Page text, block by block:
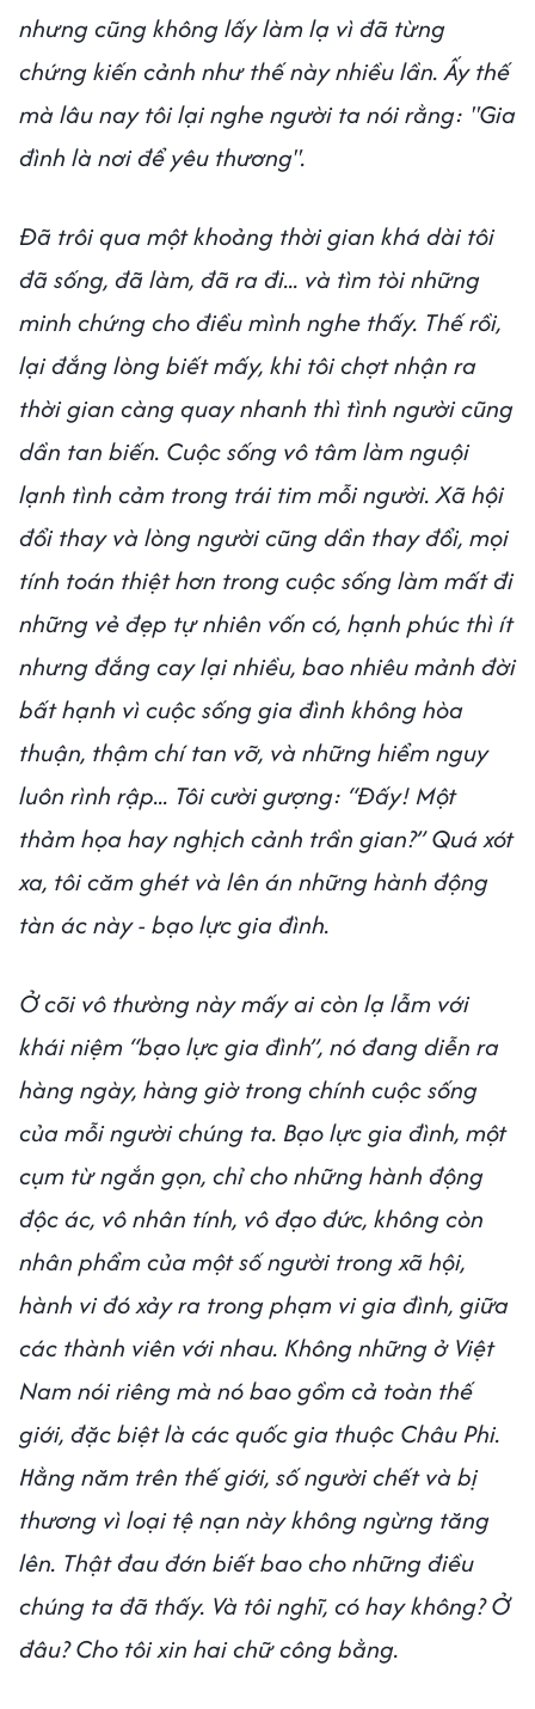
nhưng cũng không lấy làm lạ vì đã từng
chứng kiến cảnh như thế này nhiều lần. Ấy thế
mà lâu nay tôi lại nghe người ta nói rằng: "Gia
đình là nơi để yêu thương".
Đã trôi qua một khoảng thời gian khá dài tôi
đã sống, đã làm, đã ra đi... và tìm tòi những
minh chứng cho điều mình nghe thấy. Thế rồi,
lại đắng lòng biết mấy, khi tôi chợt nhận ra
thời gian càng quay nhanh thì tình người cũng
dần tan biến. Cuộc sống vô tâm làm nguội
lạnh tình cảm trong trái tim mỗi người. Xã hội
đổi thay và lòng người cũng dần thay đổi, mọi
tính toán thiệt hơn trong cuộc sống làm mất đi
những vẻ đẹp tự nhiên vốn có, hạnh phúc thì ít
nhưng đắng cay lại nhiều, bao nhiêu mảnh đời
bất hạnh vì cuộc sống gia đình không hòa
thuận, thậm chí tan vỡ, và những hiểm nguy
luôn rình rập... Tôi cười gượng: “Đấy! Một
thảm họa hay nghịch cảnh trần gian?” Quá xót
xa, tôi căm ghét và lên án những hành động
tàn ác này - bạo lực gia đình.
Ở cõi vô thường này mấy ai còn lạ lẫm với
khái niệm “bạo lực gia đình”, nó đang diễn ra
hàng ngày, hàng giờ trong chính cuộc sống
của mỗi người chúng ta. Bạo lực gia đình, một
cụm từ ngắn gọn, chỉ cho những hành động
độc ác, vô nhân tính, vô đạo đức, không còn
nhân phẩm của một số người trong xã hội,
hành vi đó xảy ra trong phạm vi gia đình, giữa
các thành viên với nhau. Không những ở Việt
Nam nói riêng mà nó bao gồm cả toàn thế
giới, đặc biệt là các quốc gia thuộc Châu Phi.
Hằng năm trên thế giới, số người chết và bị
thương vì loại tệ nạn này không ngừng tăng
lên. Thật đau đớn biết bao cho những điều
chúng ta đã thấy. Và tôi nghĩ, có hay không? Ở
đâu? Cho tôi xin hai chữ công bằng.